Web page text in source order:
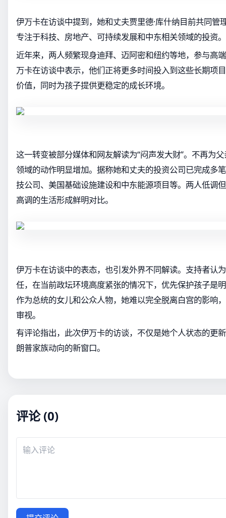
伊万卡在访谈中提到，她和丈夫贾里德·库什纳目前共同管
专注于科技、房地产、可持续发展和中东相关领域的投资。
近年来，两人频繁现身迪拜、迈阿密和纽约等地，参与高
万卡在访谈中表示，他们正将更多时间投入到这些长期项
价值，同时为孩子提供更稳定的成长环境。
这一转变被部分媒体和网友解读为“闷声发大财”。不再为
领域的动作明显增加。据称她和丈夫的投资公司已完成多
技公司、美国基础设施建设和中东能源项目等。两人低调
高调的生活形成鲜明对比。
伊万卡在访谈中的表态，也引发外界不同解读。支持者认
任，在当前政坛环境高度紧张的情况下，优先保护孩子是
作为总统的女儿和公众人物，她难以完全脱离白宫的影响
审视。
有评论指出，此次伊万卡的访谈，不仅是她个人状态的更
朗普家族动向的新窗口。
评论 (0)